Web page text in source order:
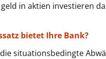
in aktien investieren
bietet Ihre Bank?
situationsbedingte